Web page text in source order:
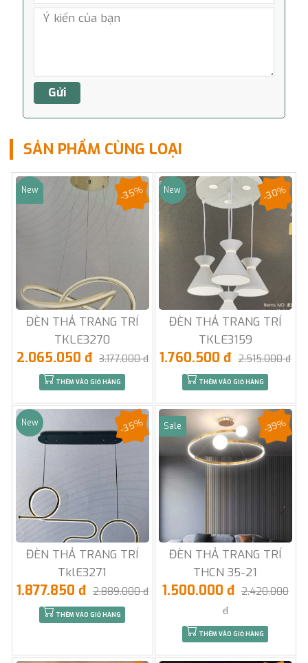
SẢN PHẨM CÙNG LOẠI
Sale
New
ĐÈN THẢ TRANG TRÍ
TKLE3270
-35%
2.065.050 đ 3.177.000 đ
THÊM VÀO GIỎ HÀNG
New
ĐÈN THẢ TRANG TRÍ
TKLE3159
-30%
1.760.500 đ 2.515.000 đ
THÊM VÀO GIỎ HÀNG
New
ĐÈN THẢ TRANG TRÍ
TklE3271
-35%
1.877.850 đ 2.889.000 đ
THÊM VÀO GIỎ HÀNG
Sale
ĐÈN THẢ TRANG TRÍ
THCN 35-21
-39%
1.500.000 đ 2.420.000
đ
THÊM VÀO GIỎ HÀNG